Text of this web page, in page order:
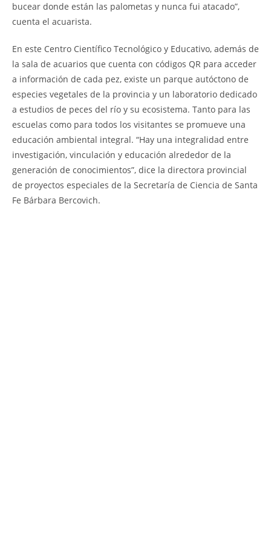
bucear donde están las palometas y nunca fui atacado”,
cuenta el acuarista.
En este Centro Científico Tecnológico y Educativo, además de
la sala de acuarios que cuenta con códigos QR para acceder
a información de cada pez, existe un parque autóctono de
especies vegetales de la provincia y un laboratorio dedicado
a estudios de peces del río y su ecosistema. Tanto para las
escuelas como para todos los visitantes se promueve una
educación ambiental integral. “Hay una integralidad entre
investigación, vinculación y educación alrededor de la
generación de conocimientos”, dice la directora provincial
de proyectos especiales de la Secretaría de Ciencia de Santa
Fe Bárbara Bercovich.